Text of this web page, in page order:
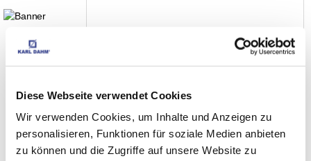
Diese Webseite verwendet Cookies
Wir verwenden Cookies, um Inhalte und Anzeigen zu
personalisieren, Funktionen für soziale Medien anbieten
zu können und die Zugriffe auf unsere Website zu
Ich akzeptiere dieDatenschutzbestimmungen